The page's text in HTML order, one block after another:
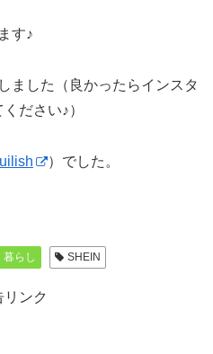
す♪
ました（良かったらインスタ
ださい♪）
）でした。
暮らし SHEIN
リンク